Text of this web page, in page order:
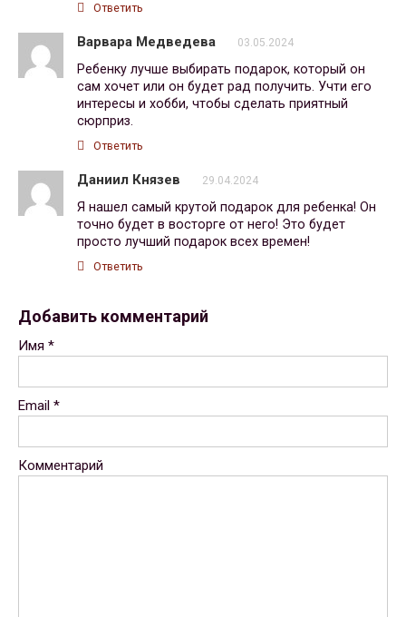
Ответить
Варвара Медведева 03.05.2024
Ребенку лучше выбирать подарок, который он
сам хочет или он будет рад получить. Учти его
интересы и хобби, чтобы сделать приятный
сюрприз.
Ответить
Даниил Князев 29.04.2024
Я нашел самый крутой подарок для ребенка! Он
точно будет в восторге от него! Это будет
просто лучший подарок всех времен!
Ответить
Добавить комментарий
Имя *
Email *
Комментарий